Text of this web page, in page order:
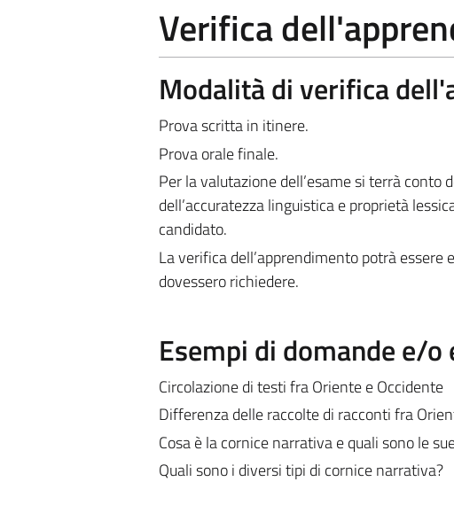
Verifica
Modalità di verifica
Prova scritta in itinere.
Prova orale finale.
Per la valutazione dell’esame si terrà
dell’accuratezza linguistica e proprietà
candidato.
La verifica dell’apprendimento potrà
dovessero richiedere.
Esempi di domande e/
Circolazione di testi fra Oriente e Occidente
Differenza delle raccolte di racconti fra
Cosa è la cornice narrativa e quali sono le
Quali sono i diversi tipi di cornice narrativa?